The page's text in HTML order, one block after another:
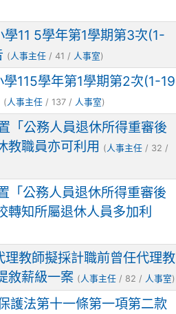
學11 5學年第1學期第3次(1-
(人事主任 / 41 / 人事室)
學115學年第1學期第2次(1-19
(人事主任 / 137 / 人事室)
「公務人員退休所得重審後
教職員亦可利用 (人事主任 / 32 /
「公務人員退休所得重審後
轉知所屬退休人員多加利
教師擬採計職前曾任代理教
敘薪級一案 (人事主任 / 82 / 人事室)
護法第十一條第一項第二款